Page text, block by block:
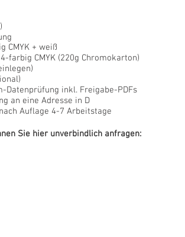
CMYK + weiß
farbig CMYK (220g Chromokarton)
Datenprüfung inkl. Freigabe-PDFs
an eine Adresse in D
Auflage 4-7 Arbeitstage
Sie hier unverbindlich anfragen: